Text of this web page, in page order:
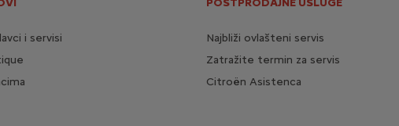
i servisi
POSTPRODAJNE USLUGE
Najbliži ovlašteni servis
Zatražite termin za servis
Citroën Asistenca